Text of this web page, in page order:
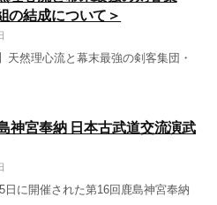
の結成について＞
天然理心流と幕末最強の剣客集団・
神宮奉納 日本古武道交流演武
日に開催された第16回鹿島神宮奉納